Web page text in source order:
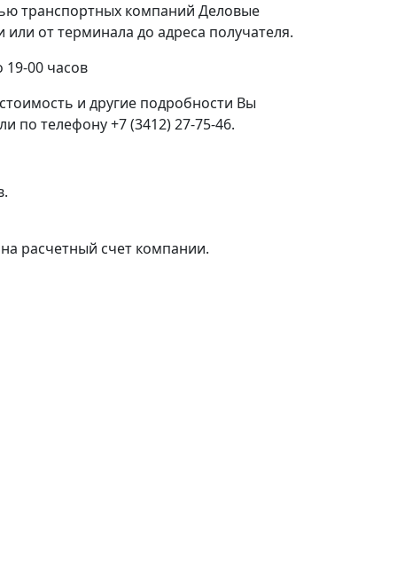
транспортных компаний Деловые
от терминала до адреса получателя.
19-00 часов
и другие подробности Вы
по телефону +7 (3412) 27-75-46.
расчетный счет компании.